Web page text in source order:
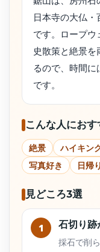
日本寺の大仏
です。ロープ
史散策と絶景
るので、時間
です。
こんな人におす
絶景 ハイキン
写真好き
日帰
見どころ3選
1
石切り跡
採石で削